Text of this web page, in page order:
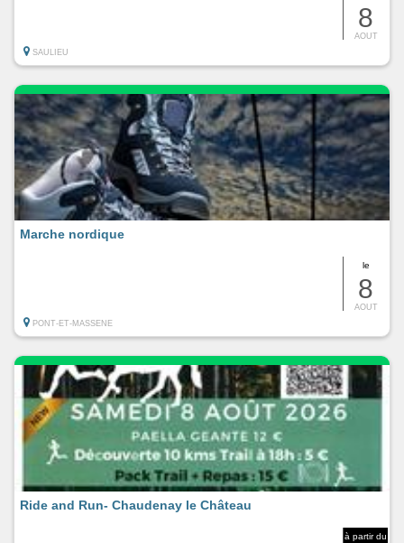
8
AOUT
SAULIEU
le
8
AOUT
Marche nordique
PONT-ET-MASSENE
à partir du
Ride and Run- Chaudenay le Château